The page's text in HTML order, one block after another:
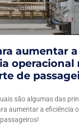
aumentar a
operacional
de
são algumas das
aumentar a eficiência